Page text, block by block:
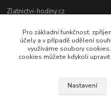
Zlatnictvi-hodiny.cz
+420 379 492 545
Po - Pá: 9,00 - 17,00 hod., So: 9,00
Pro základní funkčnost,
účely a v případě udělení
využíváme soubory
cookies můžete kdykoli
Nastavení